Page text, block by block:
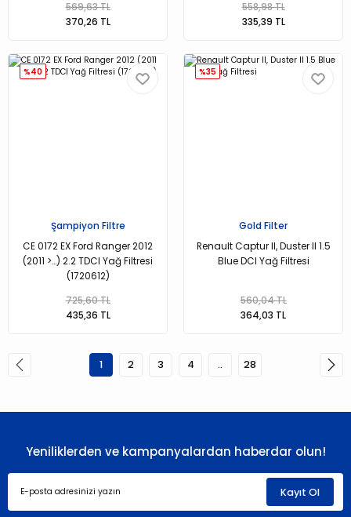
569,63 TL
370,26 TL
558,98 TL
335,39 TL
%40
Şampiyon Filtre
CE 0172 EX Ford Ranger 2012
(2011 >…) 2.2 TDCI Yağ Filtresi
(1720612)
725,60 TL
435,36 TL
%35
Gold Filter
Renault Captur II, Duster II 1.5
Blue DCI Yağ Filtresi
560,04 TL
364,03 TL
1 2 3 4 .. 28
Yeniliklerden ve kampanyalardan haberdar olun!
Kayıt Ol